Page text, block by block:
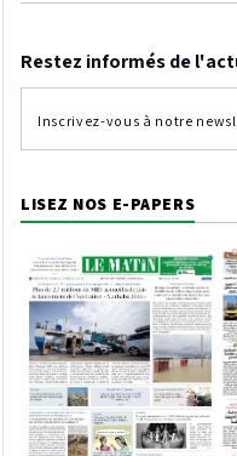
Restez informés de
LISEZ NOS E-PAPERS